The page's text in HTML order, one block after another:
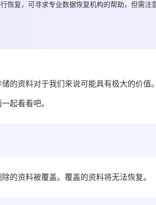
恢复，可寻求专业数据恢复机构的帮助，但需注
的资料对于我们来说可能具有极大的价值
起看看吧。
的资料被覆盖。覆盖的资料将无法恢复。